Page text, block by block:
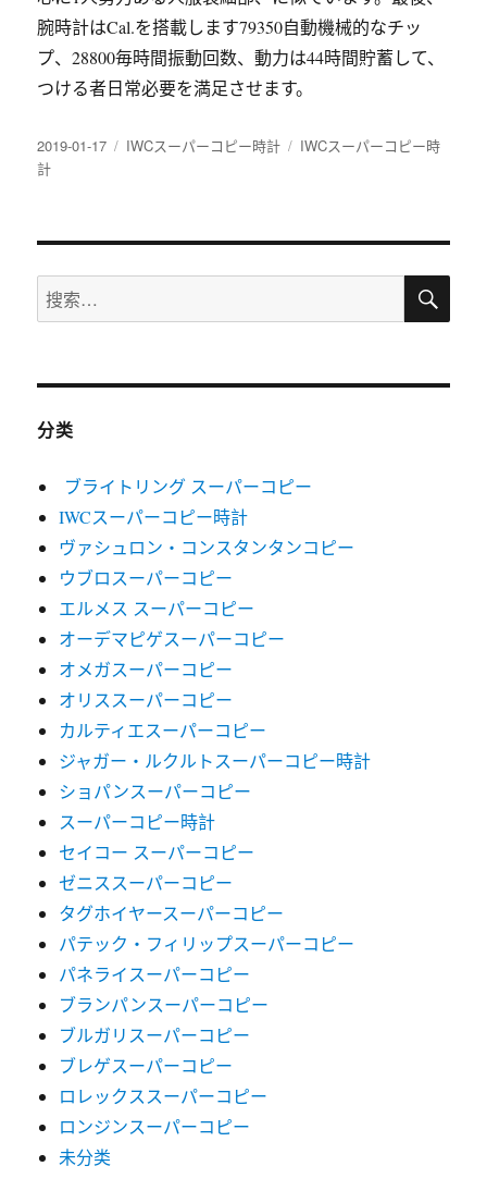
腕時計はCal.を搭載します79350自動機械的なチッ
プ、28800毎時間振動回数、動力は44時間貯蓄して、
つける者日常必要を満足させます。
发
布
2019-01-17
分
IWCスーパーコピー時計
标
IWCスーパーコピー時
計
搜
索：
搜
分类
ブライトリング スーパーコピー
IWCスーパーコピー時計
ヴァシュロン・コンスタンタンコピー
ウブロスーパーコピー
エルメス スーパーコピー
オーデマピゲスーパーコピー
オメガスーパーコピー
オリススーパーコピー
カルティエスーパーコピー
ジャガー・ルクルトスーパーコピー時計
ショパンスーパーコピー
スーパーコピー時計
セイコー スーパーコピー
ゼニススーパーコピー
タグホイヤースーパーコピー
パテック・フィリップスーパーコピー
パネライスーパーコピー
ブランパンスーパーコピー
ブルガリスーパーコピー
ブレゲスーパーコピー
ロレックススーパーコピー
ロンジンスーパーコピー
未分类